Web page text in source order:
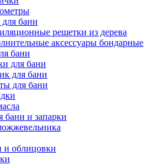
бани
решетки из дерева
аксессуары бондарные
бани
для бани
для бани
для бани
бани и запарки
облицовки